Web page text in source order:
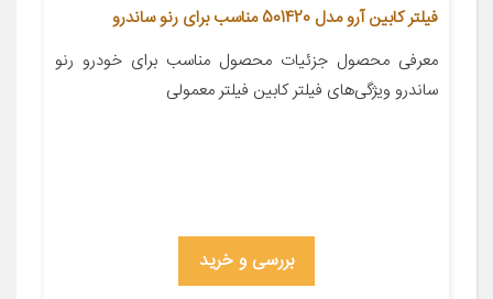
فیلتر کابین آرو مدل 501420 مناسب برای رنو ساندرو
معرفی محصول جزئیات محصول مناسب برای خودرو رنو
ساندرو ویژگی‌های فیلتر کابین فیلتر معمولی
بررسی و خرید